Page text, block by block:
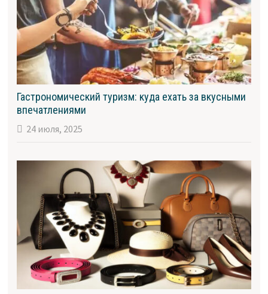
Гастрономический туризм: куда ехать за вкусными
впечатлениями
24 июля, 2025